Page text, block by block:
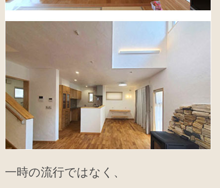
一時の流行ではなく、